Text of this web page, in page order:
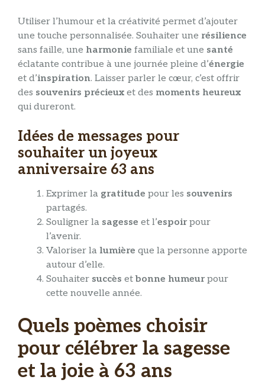
Utiliser l’humour et la créativité permet d’ajouter
une touche personnalisée. Souhaiter une résilience
sans faille, une harmonie familiale et une santé
éclatante contribue à une journée pleine d’énergie
et d’inspiration. Laisser parler le cœur, c’est offrir
des souvenirs précieux et des moments heureux
qui dureront.
Idées de messages pour
souhaiter un joyeux
anniversaire 63 ans
Exprimer la gratitude pour les souvenirs
partagés.
Souligner la sagesse et l’espoirpour
l’avenir.
Valoriser la lumière que la personne apporte
autour d’elle.
Souhaiter succès etbonne humeurpour
cette nouvelle année.
Quels poèmes choisir
pour célébrer la sagesse
et la joie à 63 ans